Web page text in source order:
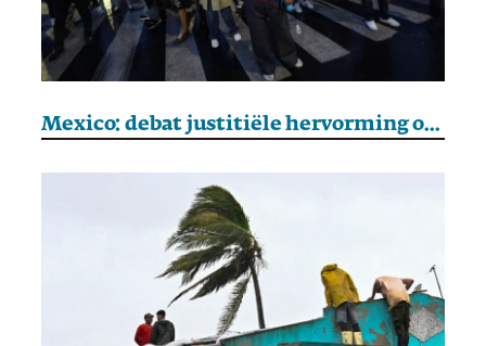
Mexico: debat justitiële hervorming opgeschort na demonstraties